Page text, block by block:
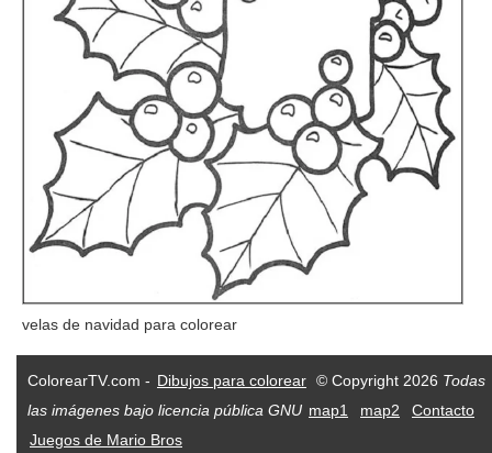
velas de navidad para colorear
ColorearTV.com - Dibujos para colorear © Copyright 2026 Todas
las imágenes bajo licencia pública GNU map1 map2
Contacto
Juegos de Mario Bros